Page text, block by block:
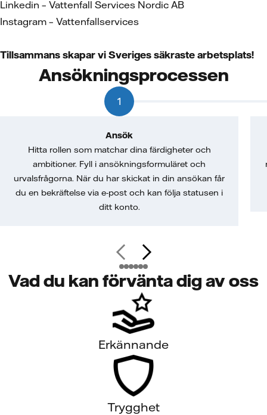
Linkedin – Vattenfall Services Nordic AB
Instagram – Vattenfallservices
Tillsammans skapar vi Sveriges säkraste arbetsplats!
Ansökningsprocessen
1
Ansök
Hitta rollen som matchar dina färdigheter och
ambitioner. Fyll i ansökningsformuläret och
urvalsfrågorna. När du har skickat in din ansökan får
du en bekräftelse via e-post och kan följa statusen i
ditt konto.
Vad du kan förvänta dig av oss
Erkännande
Trygghet